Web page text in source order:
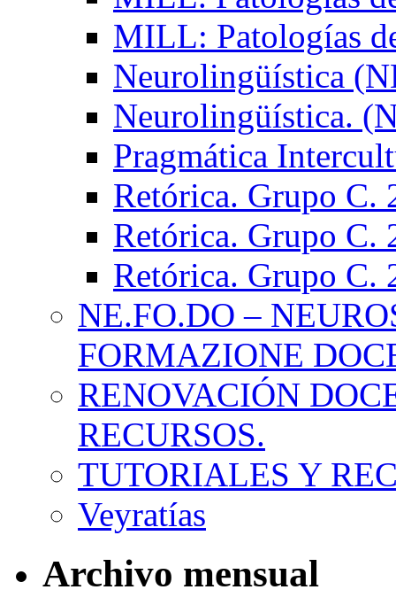
MILL: Patologías
Neurolingüística
Neurolingüística.
Pragmática
Retórica. Grupo C.
Retórica. Grupo C.
Retórica. Grupo C.
NE.FO.DO –
FORMAZIONE
RENOVACIÓN
RECURSOS.
TUTORIALES Y
Veyratías
Archivo mensual